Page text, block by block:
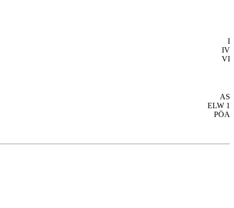
I
IV
VI
AS
ELW 1
PÖA